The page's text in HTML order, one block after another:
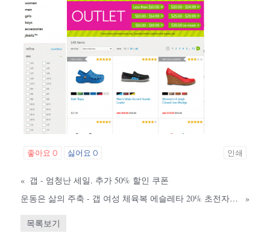
좋아요0 싫어요0 인쇄
« 갭 - 엄청난 세일. 추가 50% 할인 쿠폰
운동은 삶의 주축 - 갭 여성 체육복 에슬레타 20% 초전자동 할인
»
목록보기